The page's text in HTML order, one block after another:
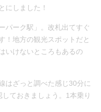
にしました！
パーク駅」。改札出てすぐ
！地方の観光スポットだと
いけないところもあるの
はざっと調べた感じ30分に
ておきましょう。1本乗り